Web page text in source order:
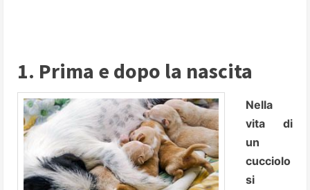
1. Prima e dopo la nascita
Nella
vita di
un
cucciolo
si